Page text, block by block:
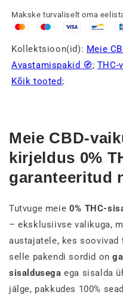
Makske turvaliselt oma
Kollektsioon(id): Meie
Avastamispakid 🧭; THC-
Kõik tooted;
Meie CBD-
kirjeldus 0%
garanteeritud
Tutvuge meie 0% THC-
– eksklusiivse valikuga,
austajatele, kes
selle pakendi sordid on
sisaldusega ega sisalda
jälge, pakkudes 100%